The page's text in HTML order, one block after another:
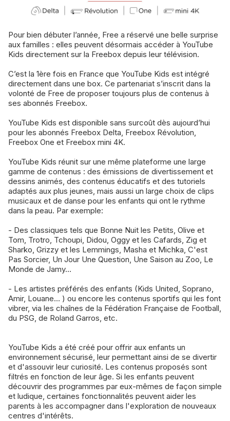
Pour bien débuter l’année, Free a réservé une belle surprise
aux familles : elles peuvent désormais accéder à YouTube
Kids directement sur la Freebox depuis leur télévision.
C’est la 1ère fois en France que YouTube Kids est intégré
directement dans une box. Ce partenariat s’inscrit dans la
volonté de Free de proposer toujours plus de contenus à
ses abonnés Freebox.
YouTube Kids est disponible sans surcoût dès aujourd’hui
pour les abonnés Freebox Delta, Freebox Révolution,
Freebox One et Freebox mini 4K.
YouTube Kids réunit sur une même plateforme une large
gamme de contenus : des émissions de divertissement et
dessins animés, des contenus éducatifs et des tutoriels
adaptés aux plus jeunes, mais aussi un large choix de clips
musicaux et de danse pour les enfants qui ont le rythme
dans la peau. Par exemple:
- Des classiques tels que Bonne Nuit les Petits, Olive et
Tom, Trotro, Tchoupi, Didou, Oggy et les Cafards, Zig et
Sharko, Grizzy et les Lemmings, Masha et Michka, C'est
Pas Sorcier, Un Jour Une Question, Une Saison au Zoo, Le
Monde de Jamy…
- Les artistes préférés des enfants (Kids United, Soprano,
Amir, Louane… ) ou encore les contenus sportifs qui les font
vibrer, via les chaînes de la Fédération Française de Football,
du PSG, de Roland Garros, etc.
YouTube Kids a été créé pour offrir aux enfants un
environnement sécurisé, leur permettant ainsi de se divertir
et d'assouvir leur curiosité. Les contenus proposés sont
filtrés en fonction de leur âge. Si les enfants peuvent
découvrir des programmes par eux-mêmes de façon simple
et ludique, certaines fonctionnalités peuvent aider les
parents à les accompagner dans l'exploration de nouveaux
centres d'intérêts.